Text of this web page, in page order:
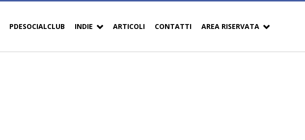
PDESOCIALCLUB INDIE ARTICOLI CONTATTI AREA RISERVATA